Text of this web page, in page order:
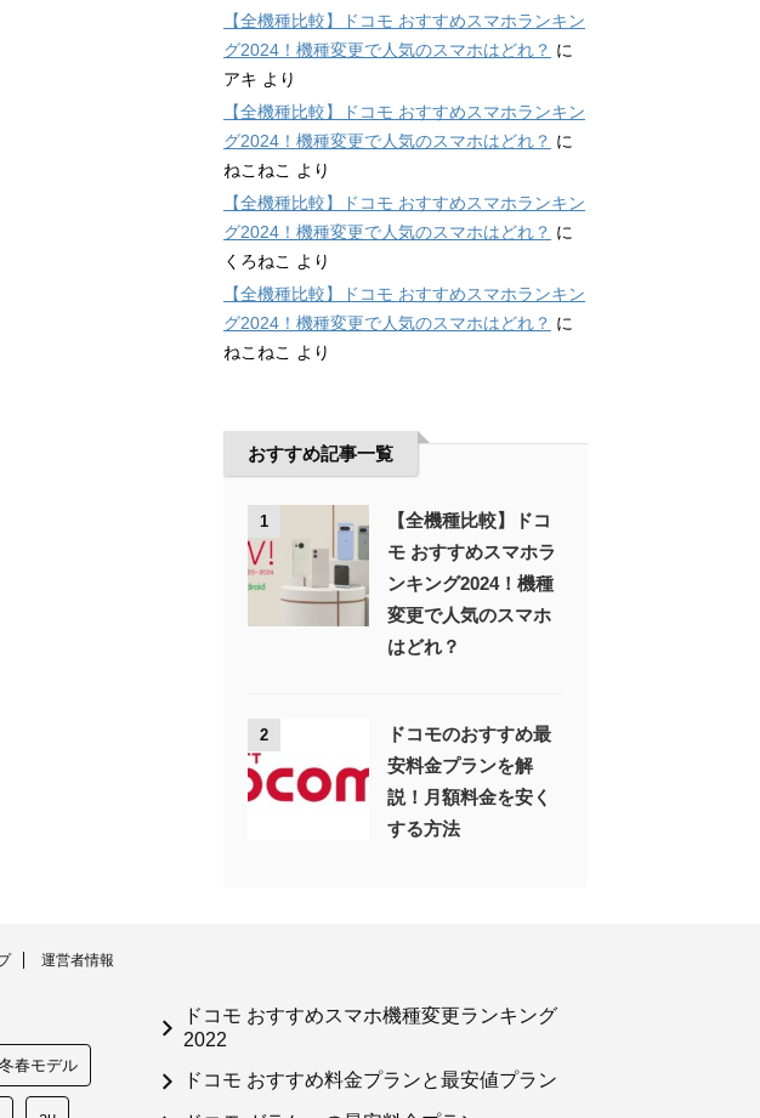
【全機種比較】ドコモ おすすめスマホランキン
グ2024！機種変更で人気のスマホはどれ？ に
アキ より
【全機種比較】ドコモ おすすめスマホランキン
グ2024！機種変更で人気のスマホはどれ？ に
ねこねこ
より
【全機種比較】ドコモ おすすめスマホランキン
グ2024！機種変更で人気のスマホはどれ？ に
くろねこ
より
【全機種比較】ドコモ おすすめスマホランキン
グ2024！機種変更で人気のスマホはどれ？ に
ねこねこ
より
おすすめ記事一覧
1
【全機種比較】ドコ
モ おすすめスマホラ
ンキング2024！機種
変更で人気のスマホ
はどれ？
2
ドコモのおすすめ最
安料金プランを解
説！月額料金を安く
する方法
運営者情報
春モデル
ドコモ おすすめスマホ機種変更ランキング
2022
ドコモ おすすめ料金プランと最安値プラン